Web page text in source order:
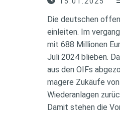
Die deutschen
einleiten. Im
mit 688 Millionen
Juli 2024 blieben.
aus den OIFs
magere Zukäufe
Wiederanlagen
Damit stehen die